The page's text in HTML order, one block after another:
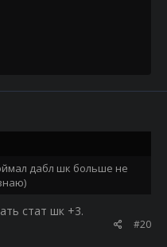
дабл шк больше не
стат шк +3.
#20